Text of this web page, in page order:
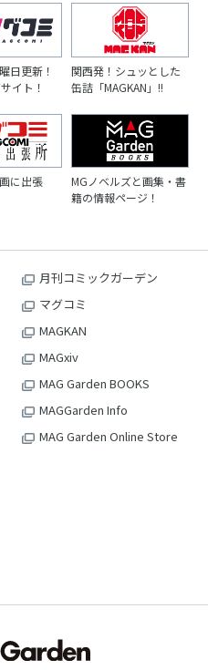
日更新！
イト！
関西発！シュッとした
缶詰「MAGKAN」!!
に出張
MGノベルズと画集・書
籍の情報ページ！
月刊コミックガーデン
マグコミ
MAGKAN
MAGxiv
MAG Garden BOOKS
MAGGarden Info
MAG Garden Online Store